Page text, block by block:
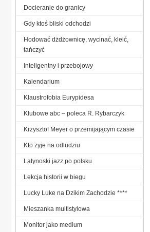
Docieranie do granicy
Gdy ktoś bliski odchodzi
Hodować dżdżownicę, wycinać, kleić,
tańczyć
Inteligentny i przebojowy
Kalendarium
Klaustrofobia Eurypidesa
Klubowe abc – poleca R. Rybarczyk
Krzysztof Meyer o przemijającym czasie
Kto żyje na odludziu
Latynoski jazz po polsku
Lekcja historii w biegu
Lucky Luke na Dzikim Zachodzie ****
Mieszanka multistylowa
Monitor jako medium